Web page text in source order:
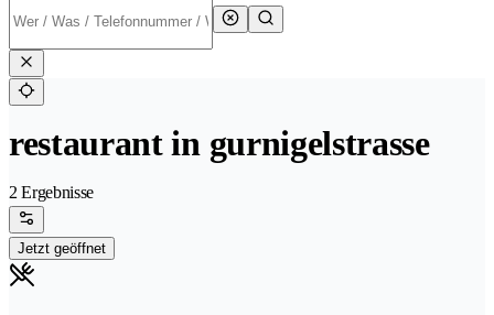
restaurant in gurnigelstrasse
2 Ergebnisse
Jetzt geöffnet